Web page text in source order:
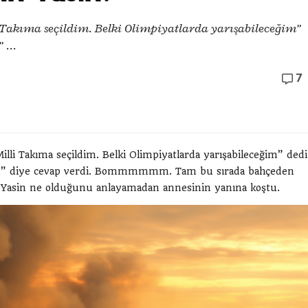
seçildim. Belki Olimpiyatlarda yarışabileceğim”
...
7
Takıma seçildim. Belki Olimpiyatlarda yarışabileceğim”
diye cevap verdi. Bommmmmm. Tam bu sırada bahçeden
Yasin ne olduğunu anlayamadan annesinin yanına koştu.